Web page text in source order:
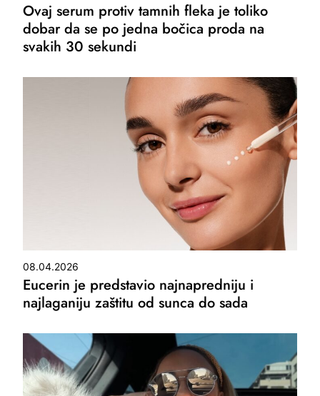
Ovaj serum protiv tamnih fleka je toliko
dobar da se po jedna bočica proda na
svakih 30 sekundi
08.04.2026
Eucerin je predstavio najnapredniju i
najlaganiju zaštitu od sunca do sada